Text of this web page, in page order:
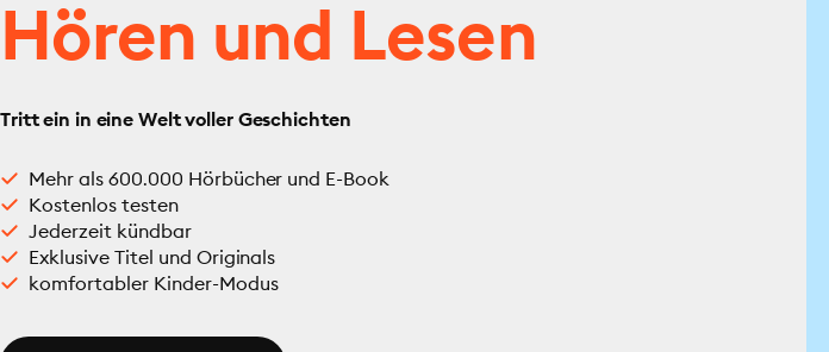
Hören und Lesen
Tritt ein in eine Welt voller Geschichten
Mehr als 600.000 Hörbücher und E-Book
Kostenlos testen
Jederzeit kündbar
Exklusive Titel und Originals
komfortabler Kinder-Modus